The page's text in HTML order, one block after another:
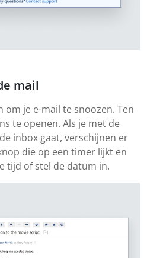
mail
om je e-mail te snoozen. Ten
te openen. Als je met de
inbox gaat, verschijnen er
die op een timer lijkt en
tijd of stel de datum in.